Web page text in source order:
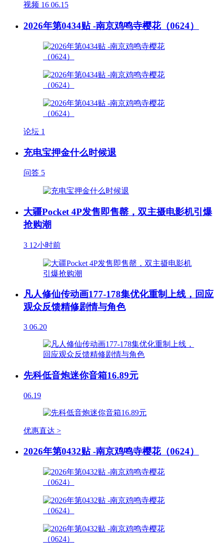
视频 16 06.15
2026年第0434贴 -南京鸡鸣寺樱花（0624）
论坛 1
充电宝押金什么时候退
问答 5
大疆Pocket 4P发售即售罄，双主摄电影机引爆
抢购潮
3 12小时前
凡人修仙传动画177-178集优化重制上线，回应
观众反馈精修剧情与角色
3 06.20
先科低音炮迷你音箱16.89元
06.19
优惠直达 >
2026年第0432贴 -南京鸡鸣寺樱花（0624）